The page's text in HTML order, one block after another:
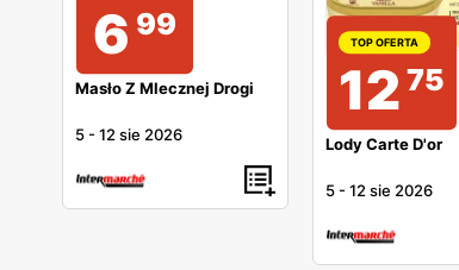
6 99
Masło Z Mlecznej Drogi
5 -12 sie 2026
TOP OFERTA
12 75
Lody Carte D'or
5 -12 sie 2026